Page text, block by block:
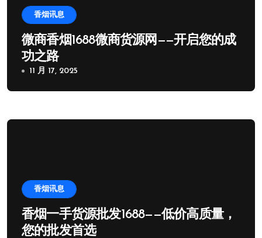
香烟讯息
微商香烟1688微商货源网——开启您的成
功之路
11 月 17, 2025
香烟讯息
香烟一手货源批发1688——低价高质量，
您的批发首选